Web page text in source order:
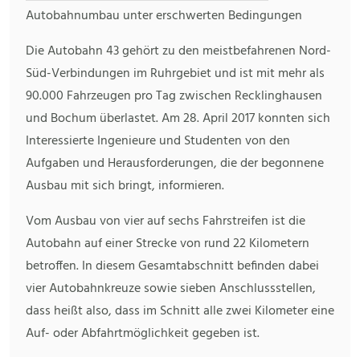
Autobahnumbau unter erschwerten Bedingungen
Die Autobahn 43 gehört zu den meistbefahrenen Nord-
Süd-Verbindungen im Ruhrgebiet und ist mit mehr als
90.000 Fahrzeugen pro Tag zwischen Recklinghausen
und Bochum überlastet. Am 28. April 2017 konnten sich
Interessierte Ingenieure und Studenten von den
Aufgaben und Herausforderungen, die der begonnene
Ausbau mit sich bringt, informieren.
Vom Ausbau von vier auf sechs Fahrstreifen ist die
Autobahn auf einer Strecke von rund 22 Kilometern
betroffen. In diesem Gesamtabschnitt befinden dabei
vier Autobahnkreuze sowie sieben Anschlussstellen,
dass heißt also, dass im Schnitt alle zwei Kilometer eine
Auf- oder Abfahrtmöglichkeit gegeben ist.